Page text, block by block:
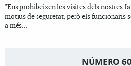
"Ens prohibeixen les visites dels nostres
motius de seguretat, però els funcionaris
a més...
NÚMERO